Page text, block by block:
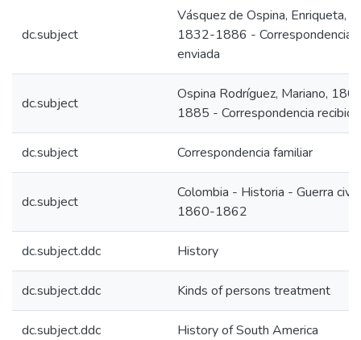
dc.subject
Vásquez de Ospina, Enriqueta,
1832-1886 - Correspondencia
enviada
dc.subject
Ospina Rodríguez, Mariano,
1885 - Correspondencia recibida
dc.subject Correspondencia familiar
dc.subject
Colombia - Historia - Guerra civil,
1860-1862
dc.subject.ddc History
dc.subject.ddc Kinds of persons treatment
dc.subject.ddc History of South America